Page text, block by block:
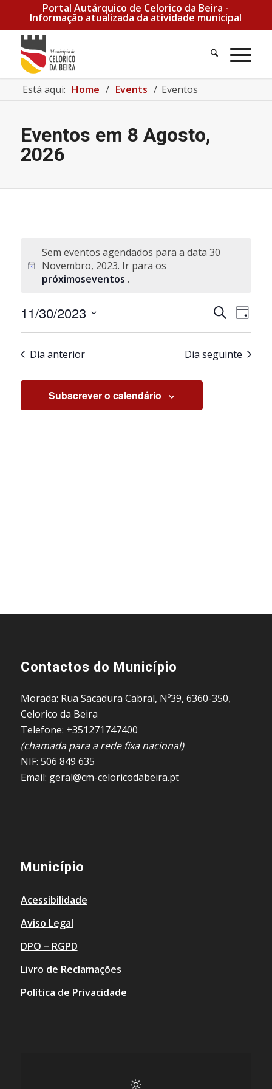
Portal Autárquico de Celorico da Beira -
Informação atualizada da atividade municipal
Pesquisa
Está aqui: Home / Events / Eventos
Eventos em 8 Agosto,
2026
Aviso
Sem eventos agendados para a data 30
Novembro, 2023. Ir para os
próximoseventos .
e
Pesquisar
de
de
Dia
11/30/2023
Selecione
data.
Dia anterior Dia seguinte
Subscrever o calendário
Contactos do Município
Morada: Rua Sacadura Cabral, Nº39, 6360-350,
Celorico da Beira
Telefone: +351271747400
(chamada para a rede fixa nacional)
NIF: 506 849 635
Email: geral@cm-celoricodabeira.pt
Município
Acessibilidade
Aviso Legal
DPO – RGPD
Livro de Reclamações
Política de Privacidade